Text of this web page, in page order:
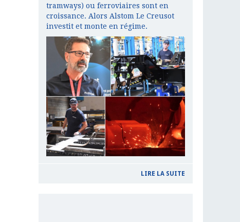
tramways) ou ferroviaires sont en
croissance. Alors Alstom Le Creusot
investit et monte en régime.
LIRE LA SUITE